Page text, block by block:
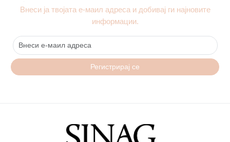
Внеси ја твојата е-маил адреса и добивај ги најновите
информации.
Регистрирај се